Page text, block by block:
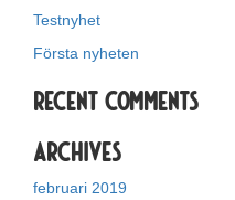
Testnyhet
Första nyheten
Recent Comments
Archives
februari 2019